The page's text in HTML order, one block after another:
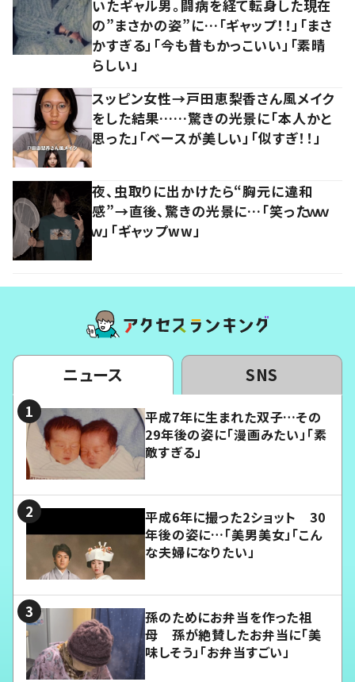
いたギャル男。闘病を経て転身した現在
の”まさかの姿”に…「ギャップ！！」「まさ
かすぎる」「今も昔もかっこいい」「素晴
らしい」
スッピン女性→戸田恵梨香さん風メイク
をした結果……驚きの光景に「本人かと
思った」「ベースが美しい」「似すぎ！！」
夜、虫取りに出かけたら“胸元に違和
感”→直後、驚きの光景に…「笑ったｗｗ
ｗ」「ギャップww」
ニュース SNS
平成7年に生まれた双子…その
29年後の姿に「漫画みたい」「素
敵すぎる」
平成6年に撮った2ショット 30
年後の姿に…「美男美女」「こん
な夫婦になりたい」
孫のためにお弁当を作った祖
母 孫が絶賛したお弁当に「美
味しそう」「お弁当すごい」